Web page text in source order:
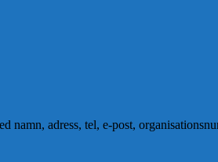
namn, adress, tel, e-post,